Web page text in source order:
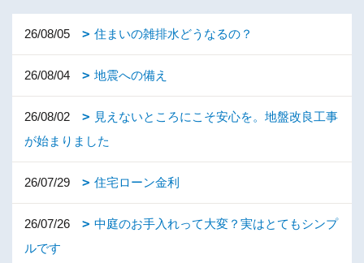
26/08/05 住まいの雑排水どうなるの？
26/08/04 地震への備え
26/08/02
見えないところにこそ安心を。地盤改良工事
が始まりました
26/07/29 住宅ローン金利
26/07/26
中庭のお手入れって大変？実はとてもシンプ
ルです